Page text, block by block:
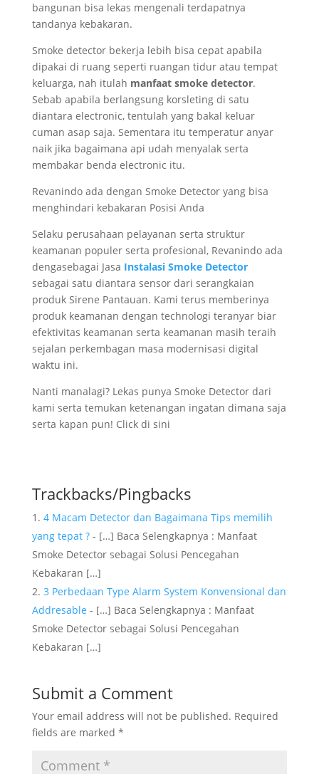
bangunan bisa lekas mengenali terdapatnya
tandanya kebakaran.
Smoke detector bekerja lebih bisa cepat apabila
dipakai di ruang seperti ruangan tidur atau tempat
keluarga, nah itulah manfaat smoke detector.
Sebab apabila berlangsung korsleting di satu
diantara electronic, tentulah yang bakal keluar
cuman asap saja. Sementara itu temperatur anyar
naik jika bagaimana api udah menyalak serta
membakar benda electronic itu.
Revanindo ada dengan Smoke Detector yang bisa
menghindari kebakaran Posisi Anda
Selaku perusahaan pelayanan serta struktur
keamanan populer serta profesional, Revanindo ada
dengasebagai Jasa Instalasi Smoke Detector
sebagai satu diantara sensor dari serangkaian
produk Sirene Pantauan. Kami terus memberinya
produk keamanan dengan technologi teranyar biar
efektivitas keamanan serta keamanan masih teraih
sejalan perkembagan masa modernisasi digital
waktu ini.
Nanti manalagi? Lekas punya Smoke Detector dari
kami serta temukan ketenangan ingatan dimana saja
serta kapan pun! Click di sini
Trackbacks/Pingbacks
4 Macam Detector dan Bagaimana Tips memilih
yang tepat ?- […] Baca Selengkapnya : Manfaat
Smoke Detector sebagai Solusi Pencegahan
Kebakaran […]
3 Perbedaan Type Alarm System Konvensional dan
Addresable - […] Baca Selengkapnya : Manfaat
Smoke Detector sebagai Solusi Pencegahan
Kebakaran […]
Submit a Comment
Your email address will not be published. Required
fields are marked *